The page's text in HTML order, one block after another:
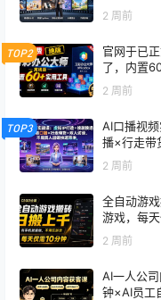
2 周前
TOP2
官网于已
了，内置
2 周前
TOP3
AI口播视
播×行走带
2 周前
全自动游
游戏，每
2 周前
AI一人公
钟×AI员工